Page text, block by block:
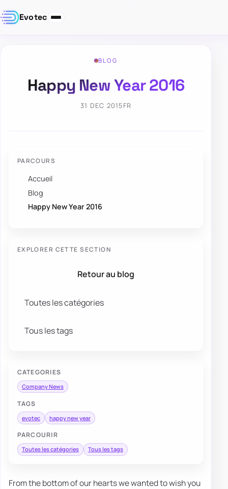
Evotec
BLOG
Happy New Year 2016
31 DEC 2015FR
PARCOURS
Accueil
Blog
Happy New Year 2016
EXPLORER CETTE SECTION
Retour au blog
Toutes les catégories
Tous les tags
CATEGORIES
Company News
TAGS
evotec happy new year
PARCOURIR
Toutes les catégories Tous les tags
From the bottom of our hearts we wanted to wish you